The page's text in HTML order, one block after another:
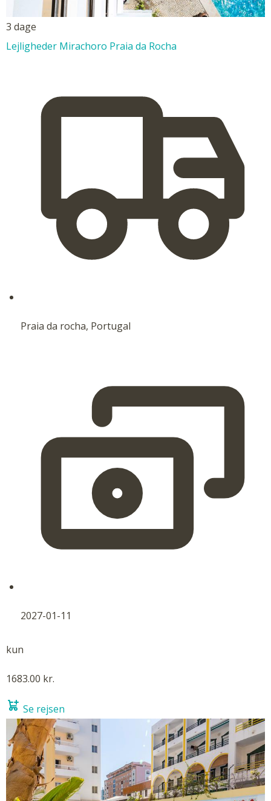
3 dage
Lejligheder Mirachoro Praia da Rocha
Praia da rocha, Portugal
2027-01-11
kun
1683.00 kr.
Se rejsen